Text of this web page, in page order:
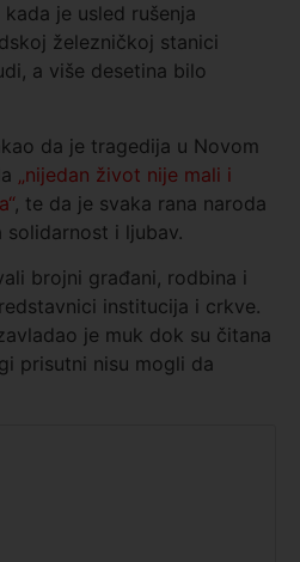
je usled rušenja
železničkoj stanici
a više desetina bilo
da je tragedija u Novom
„nijedan život nije mali i
, te da je svaka rana naroda
i ljubav.
brojni građani, rodbina i
institucija i crkve.
je muk dok su čitana
prisutni nisu mogli da